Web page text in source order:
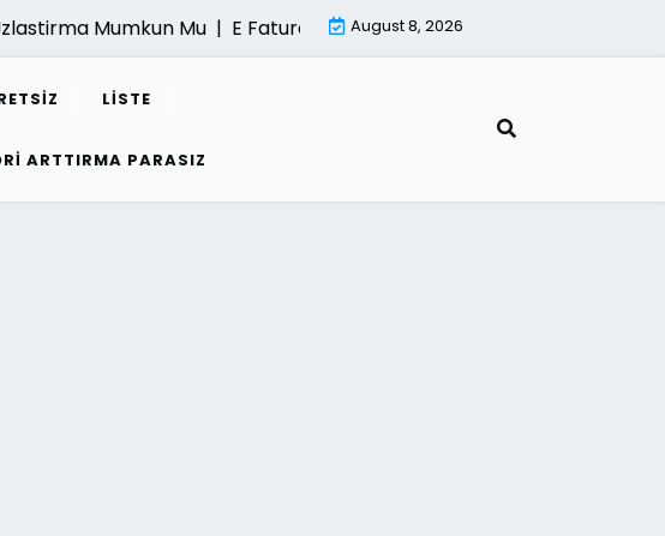
Mumkun Mu | E Fatura Kesme Sureci |Mimari Render
August 8, 2026
LISTE
ARTTIRMA PARASIZ